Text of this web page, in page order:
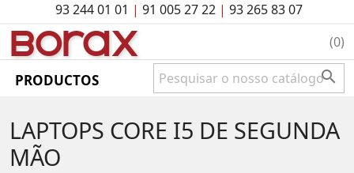
93 244 01 01 | 91 005 27 22| 93 265 83 07
BOrAx (0)
PRODUCTOS 
LAPTOPS CORE I5 DE SEGUNDA
MÃO